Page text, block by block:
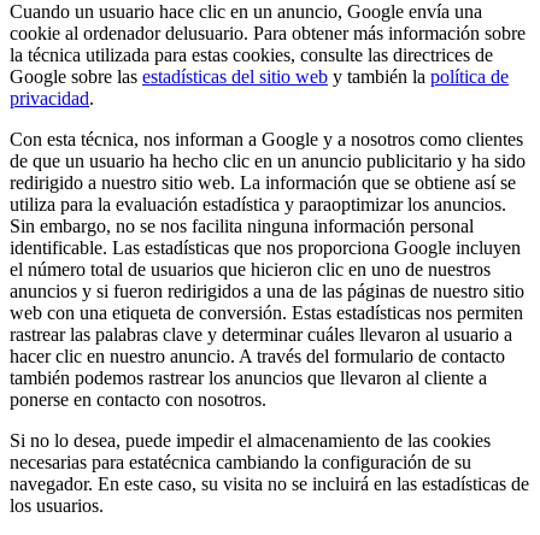
Cuando un usuario hace clic en un anuncio, Google envía una
cookie al ordenador delusuario. Para obtener más información sobre
la técnica utilizada para estas cookies, consulte las directrices de
Google sobre las estadísticas del sitio web y también la política de
privacidad.
Con esta técnica, nos informan a Google y a nosotros como clientes
de que un usuario ha hecho clic en un anuncio publicitario y ha sido
redirigido a nuestro sitio web. La información que se obtiene así se
utiliza para la evaluación estadística y paraoptimizar los anuncios.
Sin embargo, no se nos facilita ninguna información personal
identificable. Las estadísticas que nos proporciona Google incluyen
el número total de usuarios que hicieron clic en uno de nuestros
anuncios y si fueron redirigidos a una de las páginas de nuestro sitio
web con una etiqueta de conversión. Estas estadísticas nos permiten
rastrear las palabras clave y determinar cuáles llevaron al usuario a
hacer clic en nuestro anuncio. A través del formulario de contacto
también podemos rastrear los anuncios que llevaron al cliente a
ponerse en contacto con nosotros.
Si no lo desea, puede impedir el almacenamiento de las cookies
necesarias para estatécnica cambiando la configuración de su
navegador. En este caso, su visita no se incluirá en las estadísticas de
los usuarios.